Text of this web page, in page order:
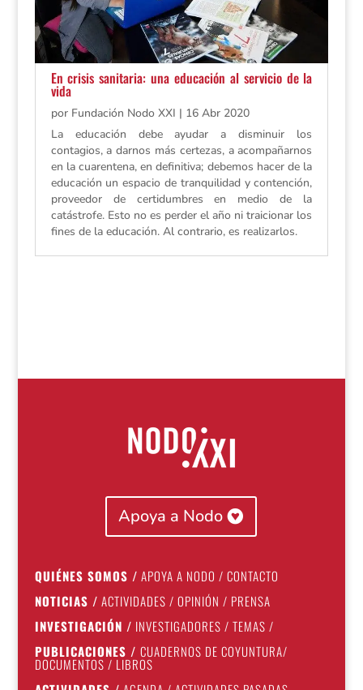
En crisis sanitaria: una educación al servicio de la
vida
por Fundación Nodo XXI | 16 Abr 2020
La educación debe ayudar a disminuir los
contagios, a darnos más certezas, a acompañarnos
en la cuarentena, en definitiva; debemos hacer de la
educación un espacio de tranquilidad y contención,
proveedor de certidumbres en medio de la
catástrofe. Esto no es perder el año ni traicionar los
fines de la educación. Al contrario, es realizarlos.
Apoya a Nodo
QUIÉNES SOMOS / APOYA A NODO / CONTACTO
NOTICIAS / ACTIVIDADES / OPINIÓN / PRENSA
INVESTIGACIÓN / INVESTIGADORES / TEMAS /
PUBLICACIONES / CUADERNOS DE COYUNTURA/
DOCUMENTOS / LIBROS